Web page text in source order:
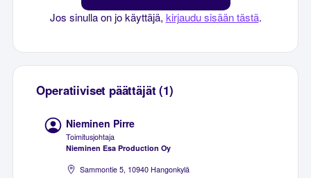
Jos sinulla on jo käyttäjä, kirjaudu sisään tästä.
Operatiiviset päättäjät (1)
Nieminen Pirre
Toimitusjohtaja
Nieminen Esa Production Oy
Sammontie 5, 10940 Hangonkylä